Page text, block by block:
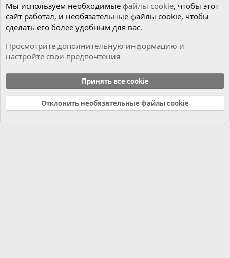
Cookies
Russian (RU)
Связь с нами
Условия и правила
Политика конфиденциальности
Справка Главная
R
Мы используем необходимые файлы cookie, чтобы этот
сайт работал, и необязательные файлы cookie, чтобы
сделать его более удобным для вас.
Просмотрите дополнительную информацию и
настройте свои предпочтения
Принять все cookie
Отклонить необязательные файлы cookie